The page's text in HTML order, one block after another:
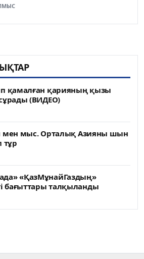
қамалған қарияның қызы
(ВИДЕО)
мен мыс. Орталық Азияны шын
тұр
«ҚазМұнайГаздың»
бағыттары талқыланды